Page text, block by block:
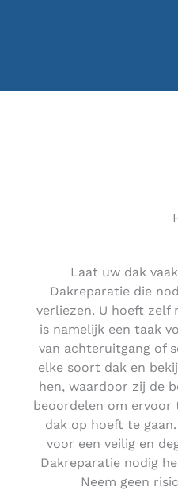
Laat uw dak
Dakreparatie die
verliezen. U hoeft zelf
is namelijk een taak
van achteruitgang of
elke soort dak en
hen, waardoor zij de
beoordelen om
dak op hoeft te
voor een veilig en
Dakreparatie nodig
Neem geen